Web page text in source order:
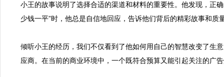
小王的故事说明了选择合适的渠道和材料的重要性。他发现，正
少钱一平”时，他总是自信地回应，告诉他们背后的精彩故事和质
倾听小王的经历，我们不仅看到了他如何用自己的智慧改变了生
应商。在当前的商业环境中，一个既符合预算又能引起关注的广